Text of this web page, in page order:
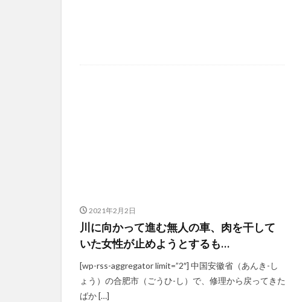
2021年2月2日
川に向かって進む無人の車、肉を干して
いた女性が止めようとするも…
[wp-rss-aggregator limit=”2″] 中国安徽省（あんき-し
ょう）の合肥市（ごうひ-し）で、修理から戻ってきた
ばか […]